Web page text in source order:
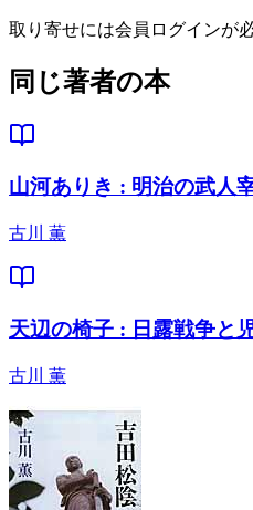
取り寄せには会員ログインが
同じ著者の本
山河ありき : 明治の武人
古川 薫
天辺の椅子 : 日露戦争と
古川 薫